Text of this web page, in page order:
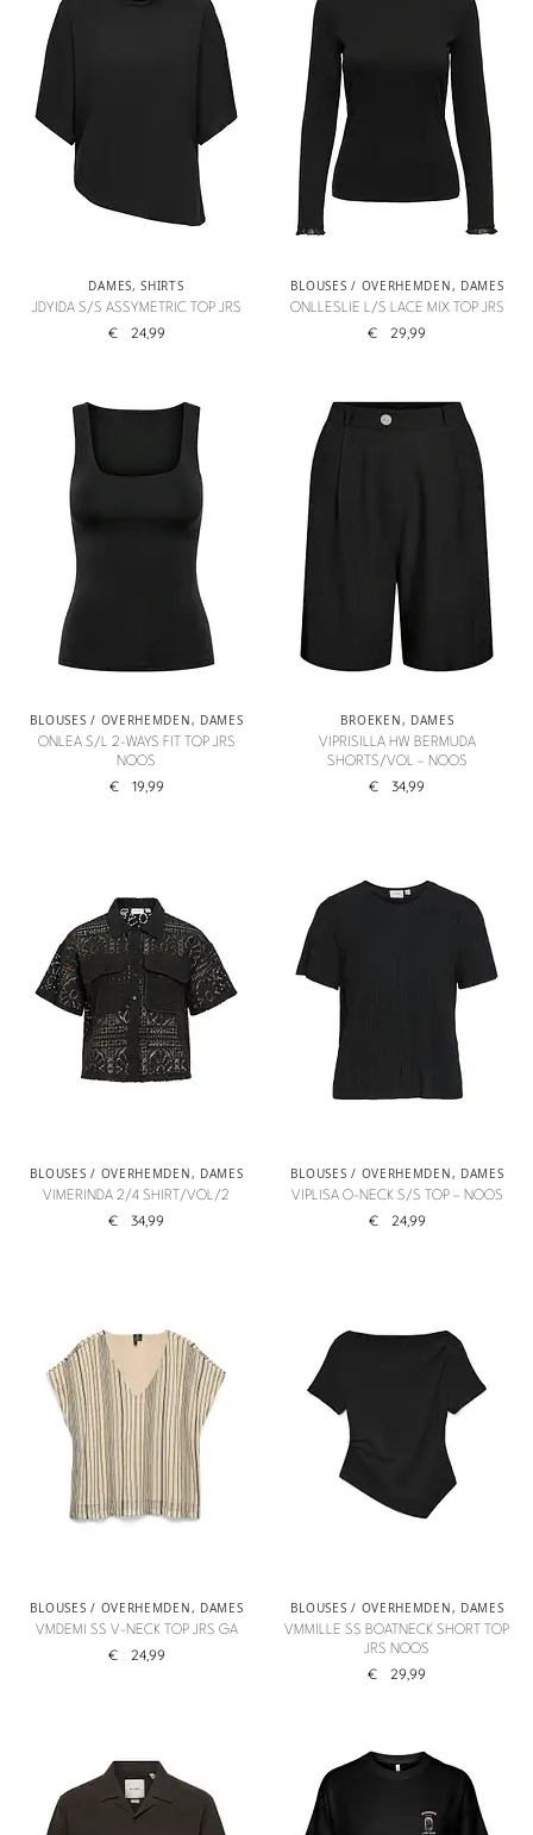
DAMES,SHIRTS
JDYIDA S/S ASSYMETRIC TOP JRS
€ 24,99
BLOUSES / OVERHEMDEN, DAMES
ONLLESLIE L/S LACE MIX TOP JRS
€ 29,99
BLOUSES / OVERHEMDEN, DAMES
ONLEA S/L 2-WAYS FIT TOP JRS
NOOS
€ 19,99
BROEKEN, DAMES
VIPRISILLA HW BERMUDA
SHORTS/VOL – NOOS
€ 34,99
BLOUSES / OVERHEMDEN, DAMES
VIMERINDA 2/4 SHIRT/VOL/2
€ 34,99
BLOUSES / OVERHEMDEN, DAMES
VIPLISA O-NECK S/S TOP – NOOS
€ 24,99
BLOUSES / OVERHEMDEN, DAMES
VMDEMI SS V-NECK TOP JRS GA
€ 24,99
BLOUSES / OVERHEMDEN, DAMES
VMMILLE SS BOATNECK SHORT TOP
JRS NOOS
€ 29,99